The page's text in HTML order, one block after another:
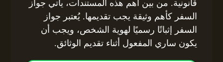
قانونية. من بين أهم هذه المستندات، يأتي جواز
السفر كأهم وثيقة يجب تقديمها. يُعتبر جواز
السفر إثباتًا رسميًا لهوية الشخص، ويجب أن
يكون ساري المفعول أثناء تقديم الوثائق.